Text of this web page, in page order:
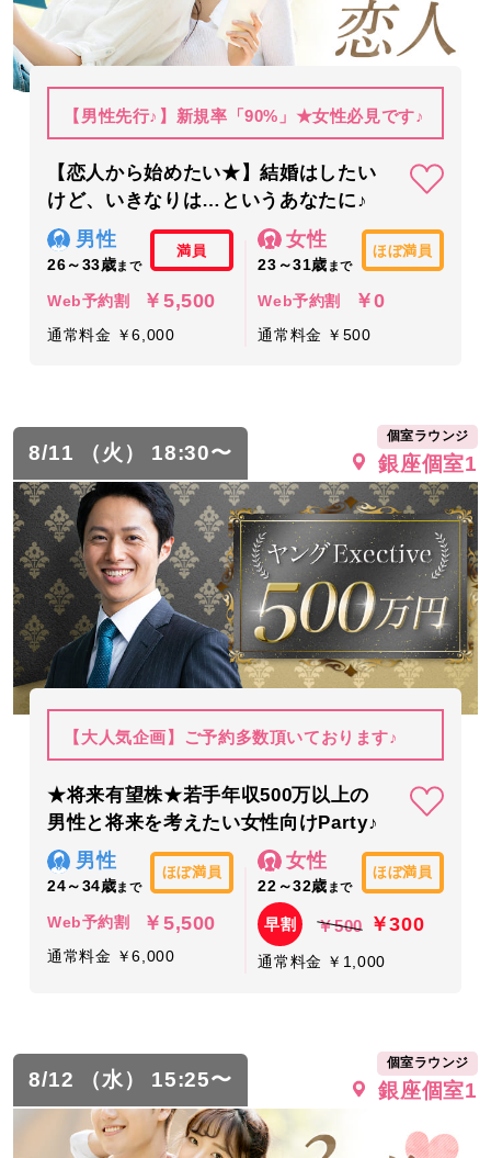
【男性先行♪】新規率「90%」★女性必見です♪
【恋人から始めたい★】結婚はしたい
けど、いきなりは…というあなたに♪
男性
26～33歳まで
満員
Web予約割 ￥5,500
通常料金 ￥6,000
女性
23～31歳 まで
ほぼ満員
Web予約割 ￥0
通常料金 ￥500
8/11 （火） 18:30〜
個室ラウンジ
銀座個室1
【大人気企画】ご予約多数頂いております♪
★将来有望株★若手年収500万以上の
男性と将来を考えたい女性向けParty♪
男性
24～34歳まで
ほぼ満員
Web予約割 ￥5,500
通常料金 ￥6,000
女性
22～32歳 まで
ほぼ満員
早割 ￥500 ￥300
通常料金 ￥1,000
8/12 （水） 15:25〜
個室ラウンジ
銀座個室1